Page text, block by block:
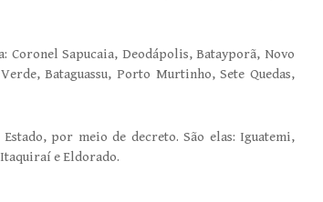
Coronel Sapucaia, Deodápolis, Batayporã, Novo
Bataguassu, Porto Murtinho, Sete Quedas,
por meio de decreto. São elas: Iguatemi,
e Eldorado.